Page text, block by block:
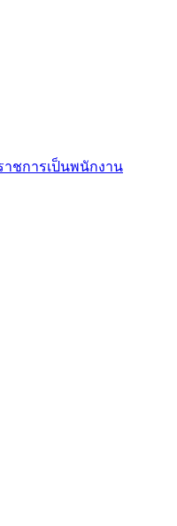
าชการเป็นพนักงาน